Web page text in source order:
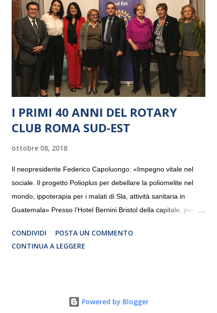
I PRIMI 40 ANNI DEL ROTARY
CLUB ROMA SUD-EST
ottobre 08, 2018
Il neopresidente Federico Capoluongo: «Impegno vitale nel
sociale. Il progetto Polioplus per debellare la poliomelite nel
mondo, ippoterapia per i malati di Sla, attività sanitaria in
Guatemala» Presso l’Hotel Bernini Bristol della capitale, per la
programmazione del Rotary Club Roma Sud-Est che festeggia
i quaranta anni di attività. Un’occasione per raccontare al
riguardano sia il territorio che le missioni all’estero in paesi in
CONDIVIDI
POSTA UN COMMENTO
CONTINUA A LEGGERE
Powered by Blogger